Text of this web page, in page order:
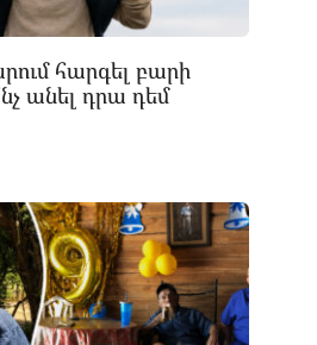
հարգել բարի
անել դրա դեմ